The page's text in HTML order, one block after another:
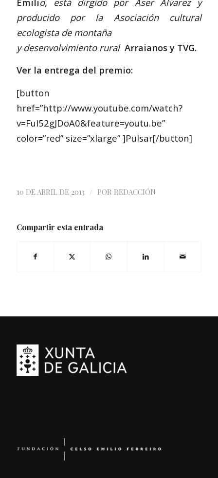
producido por la Asociación cultural
ecologista de montaña
y desenvolvimiento rural Arraianos y TVG.
Ver la entrega del premio:
[button
href=”http://www.youtube.com/watch?
v=FuI52gJDoA0&feature=youtu.be”
color=”red” size=”xlarge” ]Pulsar[/button]
10 DE ABRIL DE 2013 / POR REDACCIÓN
Compartir esta entrada